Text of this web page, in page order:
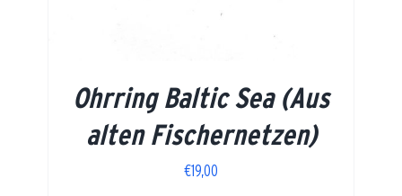
Ohrring Baltic Sea (Aus
alten Fischernetzen)
€19,00